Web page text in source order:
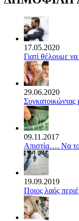
17.05.2020
Γιατί θέλουμε
29.06.2020
09.11.2017
Απιστία…. Να
19.09.2019
Ποιος λαός